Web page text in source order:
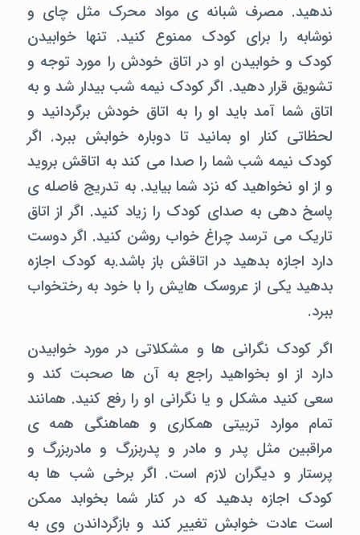
ندهید. مصرف شبانه ی مواد محرک مثل چای و
نوشابه را برای کودک ممنوع کنید. تنها خوابیدن
کودک و خوابیدن او در اتاق خودش را مورد توجه و
تشویق قرار دهید. اگر کودک نیمه شب بیدار شد و به
اتاق شما آمد باید او را به اتاق خودش برگردانید و
لحظاتی کنار او بمانید تا دوباره خوابش ببرد. اگر
کودک نیمه شب شما را صدا می کند به اتاقش بروید
و از او نخواهید که نزد شما بیاید. به تدریج فاصله ی
پاسخ دهی به صدای کودک را زیاد کنید. اگر از اتاق
تاریک می ترسد چراغ خواب روشن کنید. اگر دوست
دارد اجازه بدهید در اتاقش باز باشد.به کودک اجازه
بدهید یکی از عروسک هایش را با خود به رختخواب
ببرد.
اگر کودک نگرانی ها و مشکلاتی در مورد خوابیدن
دارد از او بخواهید راجع به آن ها صحبت کند و
سعی کنید مشکل و یا نگرانی او را رفع کنید. همانند
تمام موارد تربیتی همکاری و هماهنگی همه ی
مراقبین مثل پدر و مادر و پدربزرگ و مادربزرگ و
پرستار و دیگران لازم است. اگر برخی شب ها به
کودک اجازه بدهید که در کنار شما بخوابد ممکن
است عادت خوابش تغییر کند و بازگرداندن وی به